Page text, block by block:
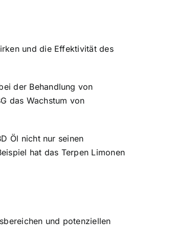
und die Effektivität des
der Behandlung von
das Wachstum von
Öl nicht nur seinen
hat das Terpen Limonen
und potenziellen